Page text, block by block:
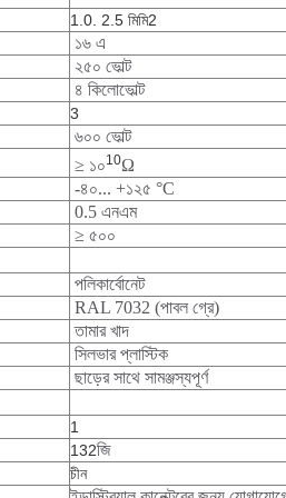
1.0. 2.5 মিমি2
১৬ এ
২৫০ ভোল্ট
৪ কিলোভোল্ট
3
৬০০ ভোল্ট
≥ ১০10Ω
-৪০... +১২৫ °C
0.5 এনএম
≥ ৫০০
পলিকার্বোনেট
RAL 7032 (পাবল গ্রে)
তামার খাদ
সিলভার প্লাস্টিক
ছাড়ের সাথে সামঞ্জস্যপূর্ণ
1
132জি
চীন